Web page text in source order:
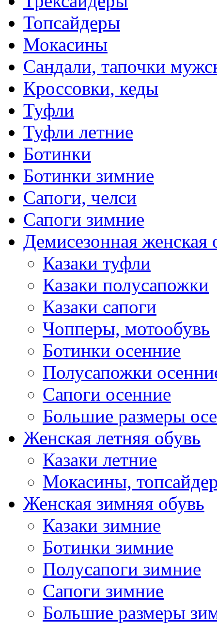
Топсайдеры
Мокасины
Сандали, тапочки
Кроссовки, кеды
Туфли
Туфли летние
Ботинки
Ботинки зимние
Сапоги, челси
Сапоги зимние
Демисезонная женская
Казаки туфли
Казаки полусапожки
Казаки сапоги
Чопперы, мотообувь
Ботинки осенние
Полусапожки
Сапоги осенние
Большие размеры
Женская летняя обувь
Казаки летние
Мокасины,
Женская зимняя обувь
Казаки зимние
Ботинки зимние
Полусапоги зимние
Сапоги зимние
Большие размеры